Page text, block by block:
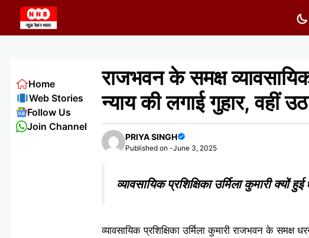
content
राजभवन के समक्ष
न्याय की लगाई गुहार, वहीं
PRIYA SINGH
Published on -June 3, 2025
व्यावसायिक प्रशिक्षिका उर्मिला कुमारी क्यों
व्यावसायिक प्रशिक्षिका उर्मिला कुमारी राजभवन के
Home
Web Stories
Follow Us
Join Channel